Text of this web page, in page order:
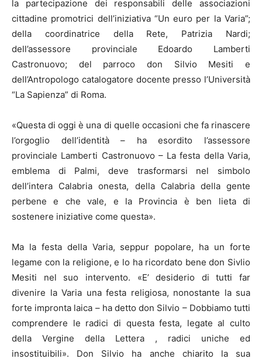
la partecipazione dei responsabili delle associazioni
cittadine promotrici dell’iniziativa “Un euro per la Varia”;
della coordinatrice della Rete, Patrizia Nardi;
dell’assessore provinciale Edoardo Lamberti
Castronuovo; del parroco don Silvio Mesiti e
dell’Antropologo catalogatore docente presso l’Università
“La Sapienza” di Roma.
«Questa di oggi è una di quelle occasioni che fa rinascere
l’orgoglio dell’identità – ha esordito l’assessore
provinciale Lamberti Castronuovo – La festa della Varia,
emblema di Palmi, deve trasformarsi nel simbolo
dell’intera Calabria onesta, della Calabria della gente
perbene e che vale, e la Provincia è ben lieta di
sostenere iniziative come questa».
Ma la festa della Varia, seppur popolare, ha un forte
legame con la religione, e lo ha ricordato bene don Sivlio
Mesiti nel suo intervento. «E’ desiderio di tutti far
divenire la Varia una festa religiosa, nonostante la sua
forte impronta laica – ha detto don Silvio – Dobbiamo tutti
comprendere le radici di questa festa, legate al culto
della Vergine della Lettera , radici uniche ed
insostituibili». Don Silvio ha anche chiarito la sua